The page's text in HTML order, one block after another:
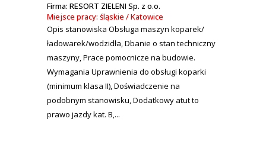
Firma: RESORT ZIELENI Sp. z o.o.
Miejsce pracy: śląskie / Katowice
Opis stanowiska Obsługa maszyn koparek/
ładowarek/wodzidła, Dbanie o stan techniczny
maszyny, Prace pomocnicze na budowie.
Wymagania Uprawnienia do obsługi koparki
(minimum klasa II), Doświadczenie na
podobnym stanowisku, Dodatkowy atut to
prawo jazdy kat. B,...